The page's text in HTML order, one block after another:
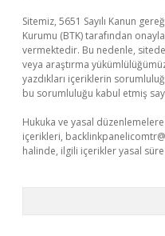
Sitemiz, 5651 Sayılı Kanun
Kurumu (BTK) tarafından
vermektedir. Bu nedenle,
veya araştırma
yazdıkları içeriklerin
bu sorumluluğu kabul etmiş
Hukuka ve yasal
içerikleri,
halinde, ilgili içerikler yasal